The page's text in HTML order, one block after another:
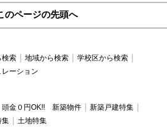
のページの先頭へ
検索 地域から検索
学校区から検索
レーション
頭金０円OK!! 新築物件
新築戸建特集
集 土地特集